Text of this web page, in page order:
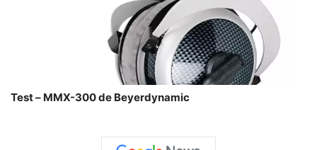
Test – MMX-300 de Beyerdynamic